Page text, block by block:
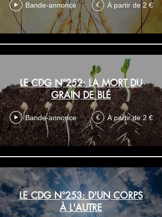
Bande-annonce € À partir de 2 €
LE CDG N°252: LA MORT DU
GRAIN DE BLÉ
Bande-annonce € À partir de 2 €
LE CDG N°253: D'UN CORPS
À L'AUTRE